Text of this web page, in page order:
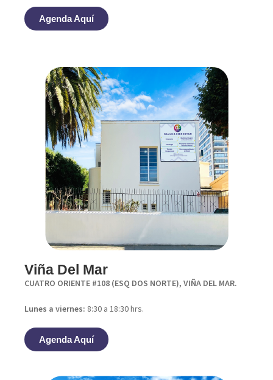
Agenda Aquí
Viña Del Mar
CUATRO ORIENTE #108 (ESQ DOS NORTE), VIÑA DEL MAR.
Lunes a viernes: 8:30 a 18:30 hrs.
Agenda Aquí